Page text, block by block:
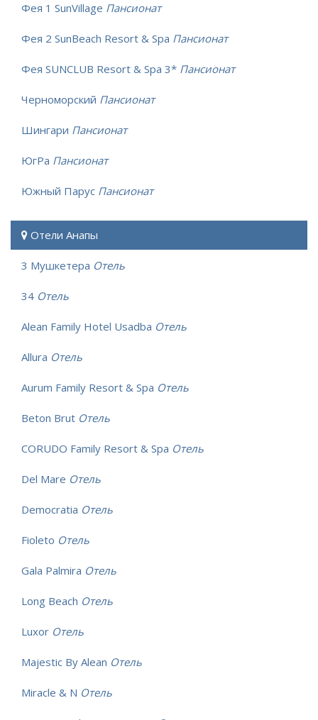
Фея 1 SunVillage Пансионат
Фея 2 SunBeach Resort & Spa Пансионат
Фея SUNCLUB Resort & Spa 3* Пансионат
Черноморский Пансионат
Шингари Пансионат
ЮгРа Пансионат
Южный Парус Пансионат
Отели Анапы
3 Мушкетера Отель
34 Отель
Alean Family Hotel Usadba Отель
Allura Отель
Aurum Family Resort & Spa Отель
Beton Brut Отель
CORUDO Family Resort & Spa Отель
Del Mare Отель
Democratia Отель
Fioleto Отель
Gala Palmira Отель
Long Beach Отель
Luxor Отель
Majestic By Alean Отель
Miracle & N Отель